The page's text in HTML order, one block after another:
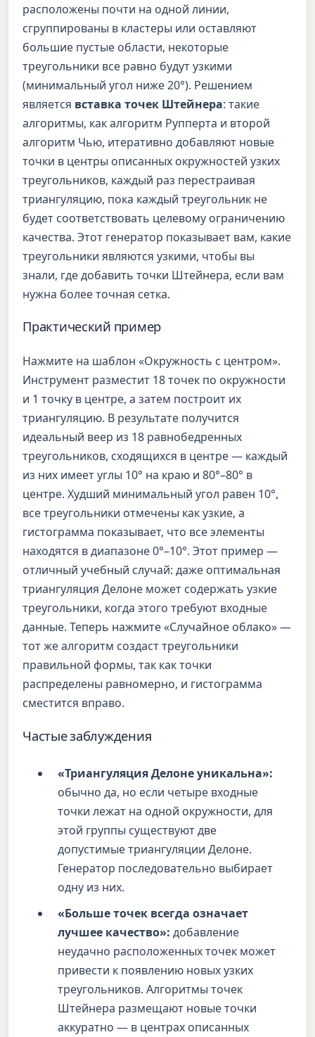
расположены почти на одной линии,
сгруппированы в кластеры или оставляют
большие пустые области, некоторые
треугольники все равно будут узкими
(минимальный угол ниже 20°). Решением
является вставка точек Штейнера: такие
алгоритмы, как алгоритм Рупперта и второй
алгоритм Чью, итеративно добавляют новые
точки в центры описанных окружностей узких
треугольников, каждый раз перестраивая
триангуляцию, пока каждый треугольник не
будет соответствовать целевому ограничению
качества. Этот генератор показывает вам, какие
треугольники являются узкими, чтобы вы
знали, где добавить точки Штейнера, если вам
нужна более точная сетка.
Практический пример
Нажмите на шаблон «Окружность с центром».
Инструмент разместит 18 точек по окружности
и 1 точку в центре, а затем построит их
триангуляцию. В результате получится
идеальный веер из 18 равнобедренных
треугольников, сходящихся в центре — каждый
из них имеет углы 10° на краю и 80°–80° в
центре. Худший минимальный угол равен 10°,
все треугольники отмечены как узкие, а
гистограмма показывает, что все элементы
находятся в диапазоне 0°–10°. Этот пример —
отличный учебный случай: даже оптимальная
триангуляция Делоне может содержать узкие
треугольники, когда этого требуют входные
данные. Теперь нажмите «Случайное облако» —
тот же алгоритм создаст треугольники
правильной формы, так как точки
распределены равномерно, и гистограмма
сместится вправо.
Частые заблуждения
«Триангуляция Делоне уникальна»:
обычно да, но если четыре входные
точки лежат на одной окружности, для
этой группы существуют две
допустимые триангуляции Делоне.
Генератор последовательно выбирает
одну из них.
«Больше точек всегда означает
лучшее качество»: добавление
неудачно расположенных точек может
привести к появлению новых узких
треугольников. Алгоритмы точек
Штейнера размещают новые точки
аккуратно — в центрах описанных